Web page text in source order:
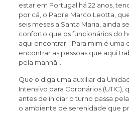
estar em Portugal há 22 anos,
por cá, o Padre Marco Leotta,
seis meses a Santa Maria, ainda
conforto que os funcionários do
aqui encontrar. “Para mim é uma
encontrar as pessoas que aqui
pela manhã”.
Que o diga uma auxiliar da
Intensivo para Coronários (UTIC),
antes de iniciar o turno passa
o ambiente de serenidade que